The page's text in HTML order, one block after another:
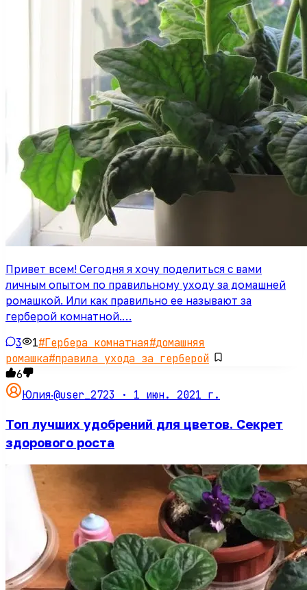
Привет всем! Сегодня я хочу поделиться с вами
личным опытом по правильному уходу за домашней
ромашкой. Или как правильно ее называют за
герберой комнатной.…
3 1#Гербера комнатная#домашняя
ромашка#правила ухода за герберой
6
Юлия·@user_2723 · 1 июн. 2021 г.
Топ лучших удобрений для цветов. Секрет
здорового роста